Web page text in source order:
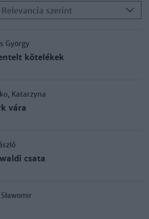
Relevancia szerint
György
kötelékek
Katarzyna
vára
csata